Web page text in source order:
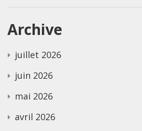
Archive
juillet 2026
juin 2026
mai 2026
avril 2026